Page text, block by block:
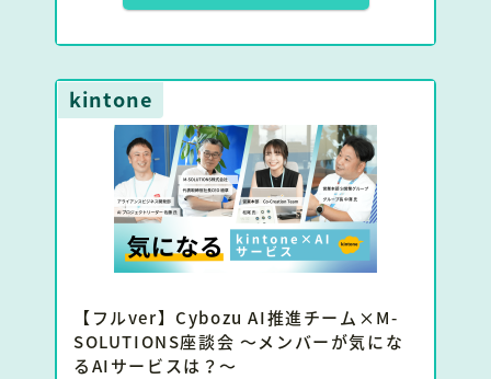
と、M-SOLUTIONS代表の植草に「kintoneシステム
お二人の視点から、AIを活用したkintoneシステム開
発の未来像や、ユーザーにとっての新たな活用方法、
またプロのエンジニアとしてどのようにAIと共存して
いくべきかについて語り合った。
kintone
【フルver】Cybozu AI推進チーム×M-
SOLUTIONS座談会 〜メンバーが気にな
るAIサービスは？〜